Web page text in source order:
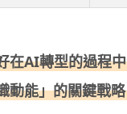
在AI轉型的過程
動能」的關鍵戰